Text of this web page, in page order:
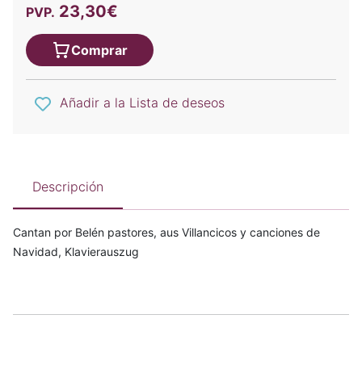
PVP. 23,30€
Comprar
Añadir a la Lista de deseos
Descripción
Cantan por Belén pastores, aus Villancicos y canciones de
Navidad, Klavierauszug